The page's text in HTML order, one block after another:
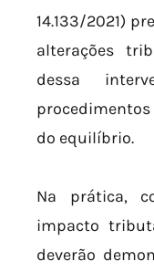
14.133/2021)
alterações
dessa
do equilíbrio.
Na prática,
impacto
deverão